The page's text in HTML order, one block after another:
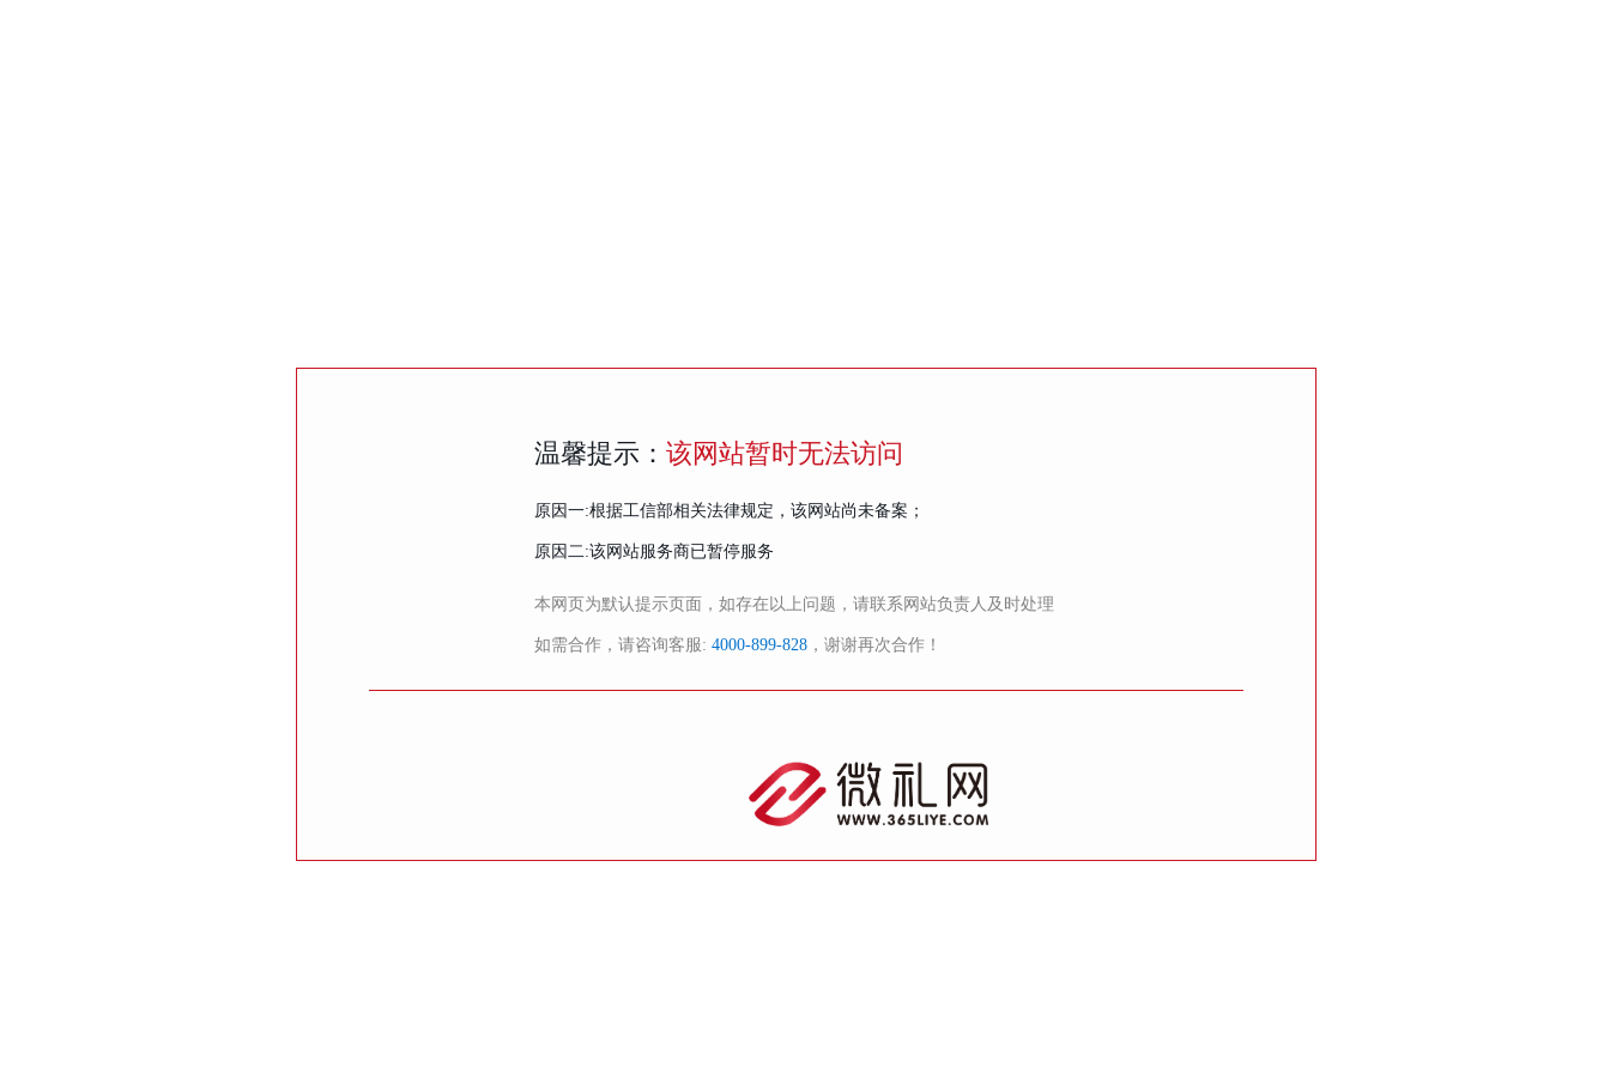
温馨提示： 该网站暂时无法访问
原因一:根据工信部相关法律规定，该网站尚未备案；
原因二:该网站服务商已暂停服务
本网页为默认提示页面，如存在以上问题，请联系网站负责人及时处理
如需合作，请咨询客服: 4000-899-828 ，谢谢再次合作！